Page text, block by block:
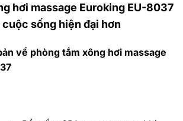
hơi massage Euroking EU-8037
sống hiện đại hơn
về phòng tắm xông hơi massage